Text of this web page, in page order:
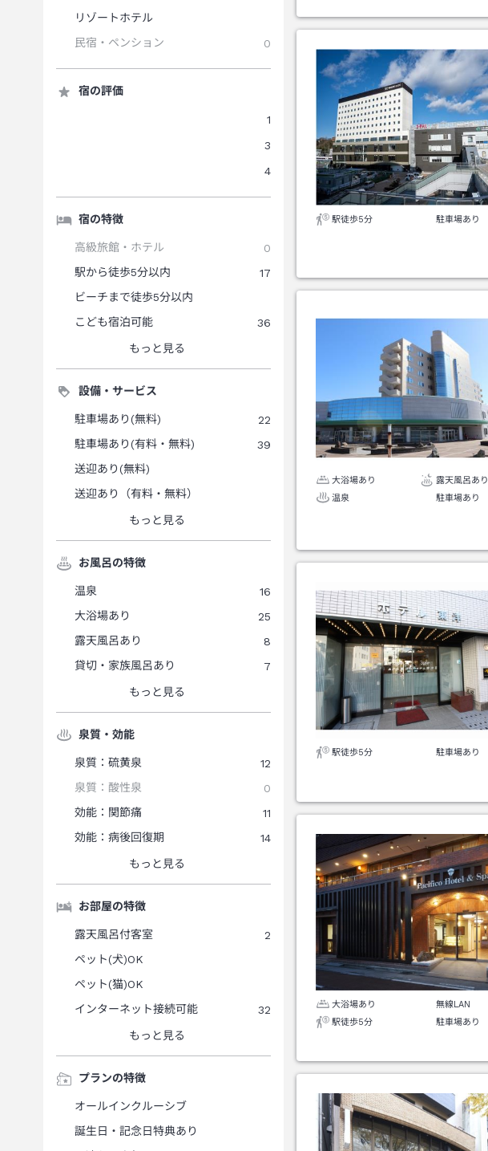
リゾートホテル
民宿・ペンション
0
宿の評価
1
3
4
宿の特徴
高級旅館・ホテル
0
駅から徒歩5分以内
17
ビーチまで徒歩5分以内
こども宿泊可能
36
もっと見る
設備・サービス
駐車場あり(無料)
22
駐車場あり(有料・無料)
39
送迎あり(無料)
送迎あり（有料・無料）
もっと見る
お風呂の特徴
温泉
16
大浴場あり
25
露天風呂あり
8
貸切・家族風呂あり
7
もっと見る
泉質・効能
泉質：硫黄泉
12
泉質：酸性泉
0
効能：関節痛
11
効能：病後回復期
14
もっと見る
お部屋の特徴
露天風呂付客室
2
ペット(犬)OK
ペット(猫)OK
インターネット接続可能
32
もっと見る
プランの特徴
オールインクルーシブ
誕生日・記念日特典あり
駅徒歩5分 駐車場あり
大浴場あり
露天風呂あり
温泉
駐車場あり
駅徒歩5分 駐車場あり
大浴場あり
無線LAN
駅徒歩5分
駐車場あり